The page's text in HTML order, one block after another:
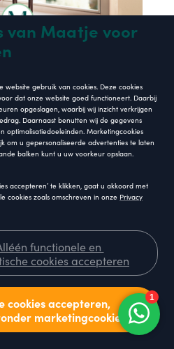
op 1 maart nationale
een dag die in het
geven van oprechte
tonen van persoonlijke
je en waar kun je op
geven van een
ging op onderzoek
uit.
meer
van Maatje voor
website gebruik van cookies. Deze cookies
dat onze website goed functioneert. Daarbij
opgeslagen, waarbij wij inzicht verkrijgen
Daarnaast benutten wij de gegevens
optimalisatiedoeleinden. Marketingcookies
om u gepersonaliseerde advertenties te laten
balken kunt u uw voorkeur opslaan.
accepteren’ te klikken, gaat u akkoord met
cookies zoals omschreven in onze Privacy
functionele en
cookies accepteren
cookies accepteren,
marketingcookies